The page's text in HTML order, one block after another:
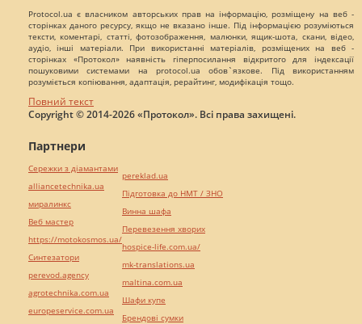
Protocol.ua є власником авторських прав на інформацію, розміщену на веб -
сторінках даного ресурсу, якщо не вказано інше. Під інформацією розуміються
тексти, коментарі, статті, фотозображення, малюнки, ящик-шота, скани, відео,
аудіо, інші матеріали. При використанні матеріалів, розміщених на веб -
сторінках «Протокол» наявність гіперпосилання відкритого для індексації
пошуковими системами на protocol.ua обов`язкове. Під використанням
розуміється копіювання, адаптація, рерайтинг, модифікація тощо.
Повний текст
Copyright © 2014-2026 «Протокол». Всі права захищені.
Партнери
Сережки з діамантами
alliancetechnika.ua
миралинкс
Веб мастер
https://motokosmos.ua/
Синтезатори
perevod.agency
agrotechnika.com.ua
europeservice.com.ua
pereklad.ua
Підготовка до НМТ / ЗНО
Винна шафа
Перевезення хворих
hospice-life.com.ua/
mk-translations.ua
maltina.com.ua
Шафи купе
Брендові сумки